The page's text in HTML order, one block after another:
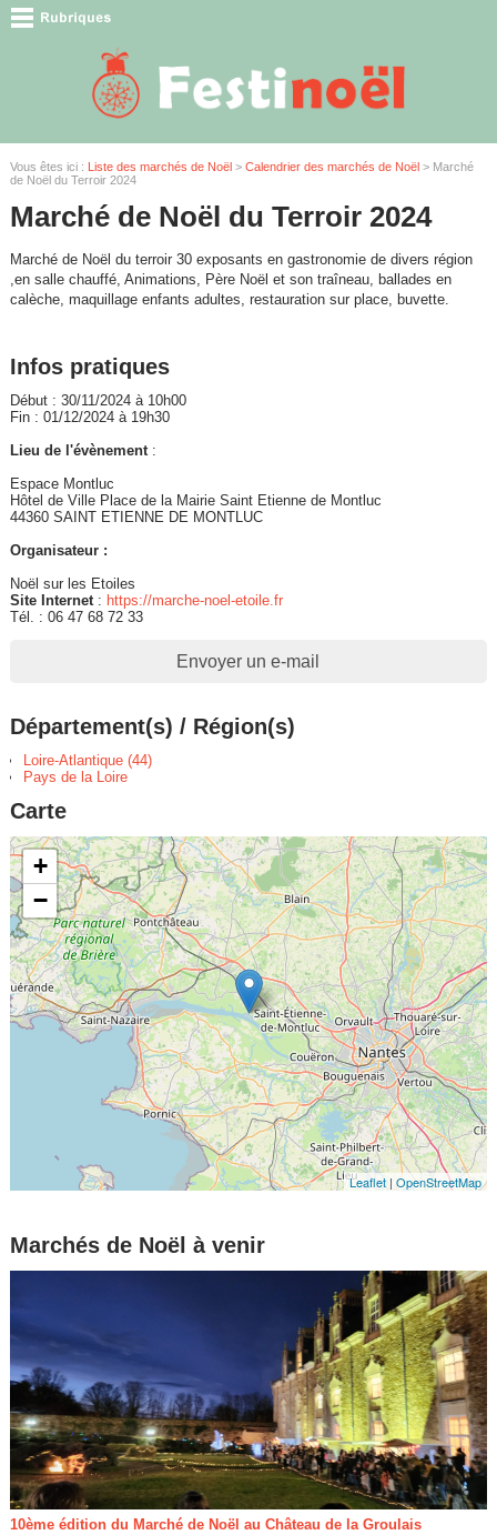
Vous êtes ici : Liste des marchés de Noël> Calendrier des marchés de Noël> Marché
de Noël du Terroir 2024
Marché de Noël du Terroir 2024
Marché de Noël du terroir 30 exposants en gastronomie de divers région
,en salle chauffé, Animations, Père Noël et son traîneau, ballades en
calèche, maquillage enfants adultes, restauration sur place, buvette.
Infos pratiques
Début : 30/11/2024 à 10h00
Fin : 01/12/2024 à 19h30
Lieu de l'évènement:
Espace Montluc
Hôtel de Ville Place de la Mairie Saint Etienne de Montluc
44360 SAINT ETIENNE DE MONTLUC
Organisateur :
Noël sur les Etoiles
Site Internet: https://marche-noel-etoile.fr
Tél. : 06 47 68 72 33
Envoyer un e-mail
Département(s) / Région(s)
Loire-Atlantique (44)
Pays de la Loire
Carte
+
−
Leaflet |OpenStreetMap
Marchés de Noël à venir
10ème édition du Marché de Noël au Château de la Groulais